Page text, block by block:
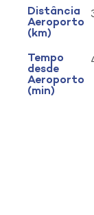
Distância
Aeroporto
(km)
Tempo
desde
Aeroporto
(min)